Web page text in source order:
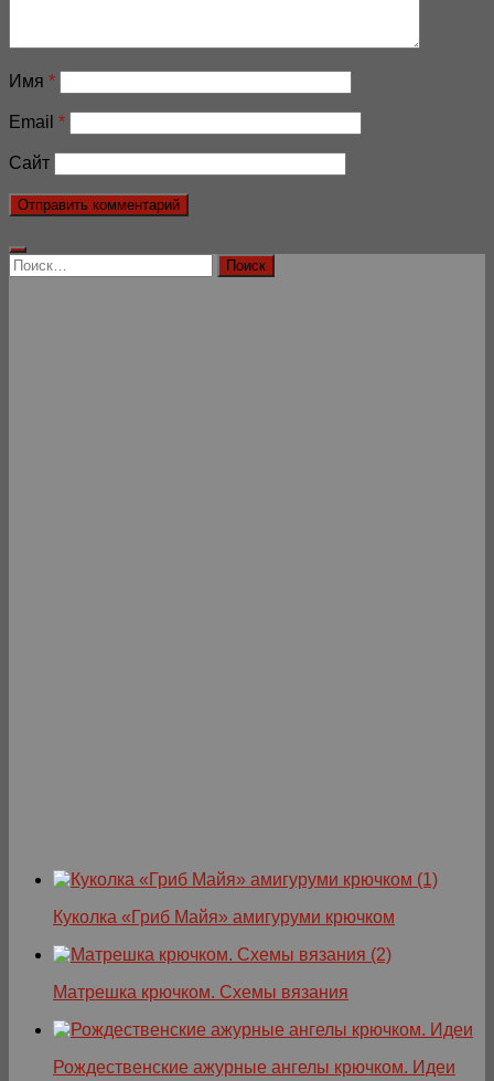
Имя *
Email *
Сайт
Найти:
Куколка «Гриб Майя» амигуруми крючком
Матрешка крючком. Схемы вязания
Рождественские ажурные ангелы крючком. Идеи